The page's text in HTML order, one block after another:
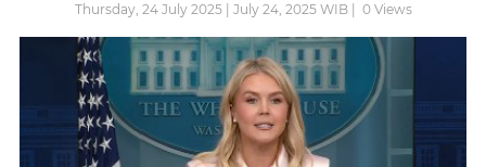
Thursday, 24 July 2025 | July 24, 2025 WIB | 0Views